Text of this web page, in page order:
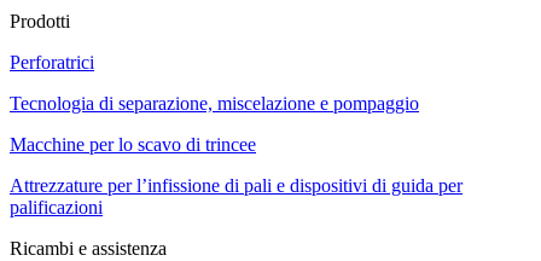
Prodotti
Perforatrici
Tecnologia di separazione, miscelazione e pompaggio
Macchine per lo scavo di trincee
Attrezzature per l’infissione di pali e dispositivi di guida per
palificazioni
Ricambi e assistenza